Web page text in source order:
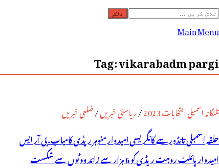
تلاش
کریں
Main Menu
Tag:vikarabadm pargi
تلنگانہ اسمبلی انتخابات 2023 /ریاستی خبریں/ضلعی خبریں
حلقہ اسمبلی تانڈور سے کانگریسی امیدوار منوہر ریڈی کامیاب، بی آر ایس
امیدوار پائلٹ روہت ریڈی کو 6 ہزار سے زائد ووٹوں سے شکست